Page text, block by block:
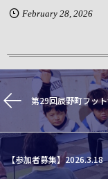
February 28, 2026
第29回辰野町フッ
【参加者募集】